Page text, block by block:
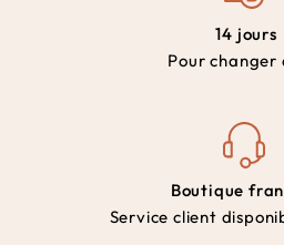
14 jours
Pour changer
Boutique
Service client